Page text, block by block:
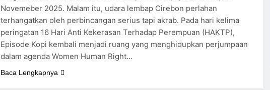
Novemeber 2025. Malam itu, udara lembap Cirebon perlahan
terhangatkan oleh perbincangan serius tapi akrab. Pada hari kelima
peringatan 16 Hari Anti Kekerasan Terhadap Perempuan (HAKTP),
Episode Kopi kembali menjadi ruang yang menghidupkan perjumpaan
dalam agenda Women Human Right…
Baca Lengkapnya